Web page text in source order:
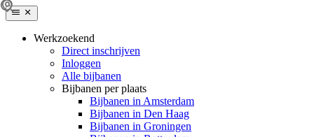
Werkzoekend
Direct inschrijven
Inloggen
Alle bijbanen
Bijbanen per plaats
Bijbanen in Amsterdam
Bijbanen in Den Haag
Bijbanen in Groningen